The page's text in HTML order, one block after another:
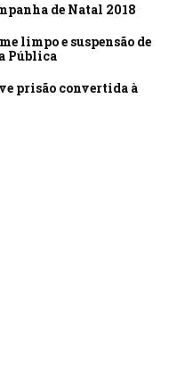
de Natal 2018
limpo e suspensão de
Pública
prisão convertida à